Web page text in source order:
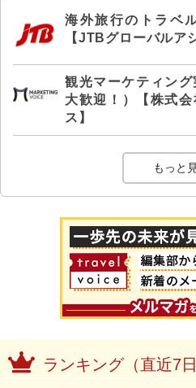
海外旅行のトラベ
【JTBグローバルア
観光マーケティン
大歓迎！）【株式
ス】
もっと
ランキング（直近7日